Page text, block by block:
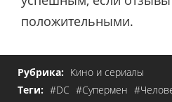
положительными.
Рубрика: Кино и сериалы
Теги: #DC #Супермен